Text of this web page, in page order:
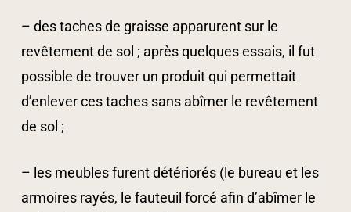
– des taches de graisse apparurent sur le
revêtement de sol ; après quelques essais, il fut
possible de trouver un produit qui permettait
d’enlever ces taches sans abîmer le revêtement
de sol ;
– les meubles furent détériorés (le bureau et les
armoires rayés, le fauteuil forcé afin d’abîmer le